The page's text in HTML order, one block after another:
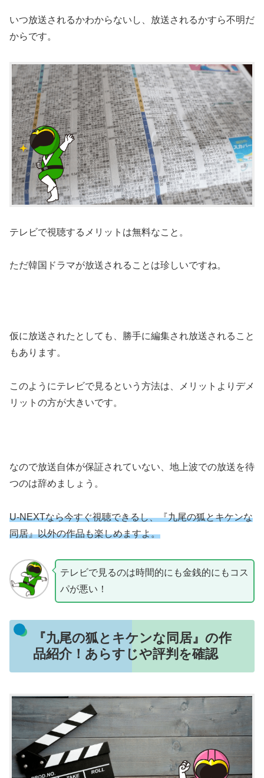
いつ放送されるかわからないし、放送されるかすら不明だ
からです。
テレビで視聴するメリットは無料なこと。
ただ韓国ドラマが放送されることは珍しいですね。
仮に放送されたとしても、勝手に編集され放送されること
もあります。
このようにテレビで見るという方法は、メリットよりデメ
リットの方が大きいです。
なので放送自体が保証されていない、地上波での放送を待
つのは辞めましょう。
U-NEXTなら今すぐ視聴できるし、『九尾の狐とキケンな
同居』以外の作品も楽しめますよ。
テレビで見るのは時間的にも金銭的にもコス
パが悪い！
『九尾の狐とキケンな同居』の作
品紹介！あらすじや評判を確認